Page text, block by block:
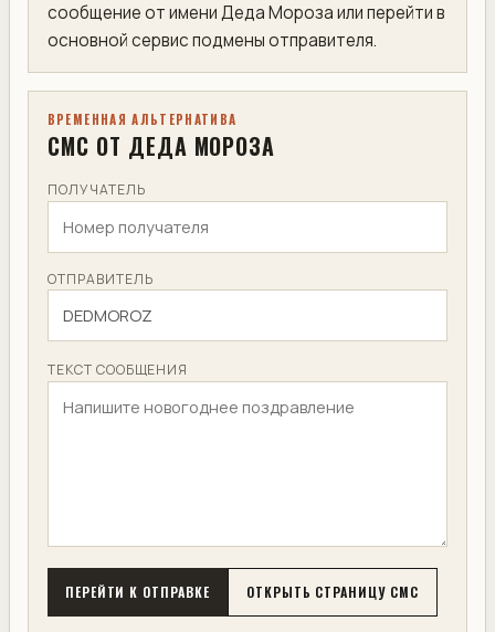
сообщение от имени Деда Мороза или перейти в
основной сервис подмены отправителя.
ВРЕМЕННАЯ АЛЬТЕРНАТИВА
СМС ОТ ДЕДА МОРОЗА
ПОЛУЧАТЕЛЬ
ОТПРАВИТЕЛЬ
ТЕКСТ СООБЩЕНИЯ
ПЕРЕЙТИ К ОТПРАВКЕ ОТКРЫТЬ СТРАНИЦУ СМС